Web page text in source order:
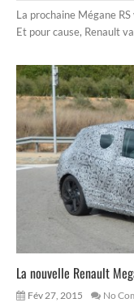
La prochaine Mégane
Et pour cause, Renault
La nouvelle Renault
Fév 27, 2015 No